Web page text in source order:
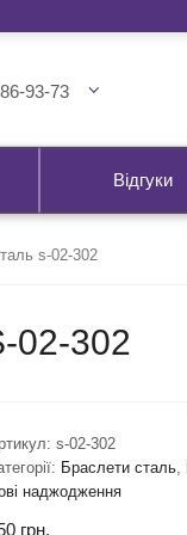
93-73
Відгуки
s-02-302
302
s-02-302
Браслети сталь,
наджодження
грн.